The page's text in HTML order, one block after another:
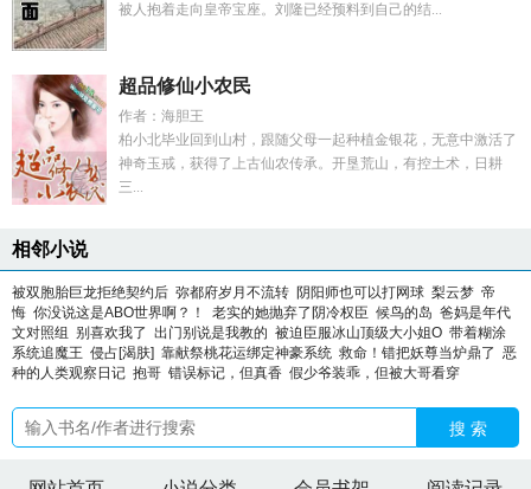
被人抱着走向皇帝宝座。刘隆已经预料到自己的结...
超品修仙小农民
作者：海胆王
柏小北毕业回到山村，跟随父母一起种植金银花，无意中激活了
神奇玉戒，获得了上古仙农传承。开垦荒山，有控土术，日耕
三...
相邻小说
被双胞胎巨龙拒绝契约后 弥都府岁月不流转 阴阳师也可以打网球 梨云梦 帝
悔 你没说这是ABO世界啊？！ 老实的她抛弃了阴冷权臣 候鸟的岛 爸妈是年代
文对照组 别喜欢我了 出门别说是我教的 被迫臣服冰山顶级大小姐O 带着糊涂
系统追魔王 侵占[渴肤] 靠献祭桃花运绑定神豪系统 救命！错把妖尊当炉鼎了 恶
种的人类观察日记 抱哥 错误标记，但真香 假少爷装乖，但被大哥看穿
搜 索